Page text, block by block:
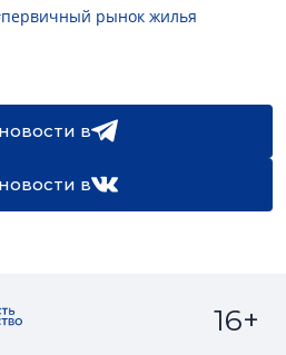
рынок жилья
в
в
16+